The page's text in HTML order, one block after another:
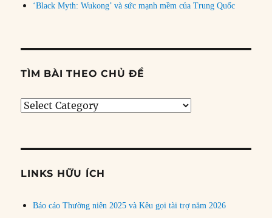
‘Black Myth: Wukong’ và sức mạnh mềm của Trung Quốc
TÌM BÀI THEO CHỦ ĐỀ
Tìm
đề
LINKS HỮU ÍCH
Báo cáo Thường niên 2025 và Kêu gọi tài trợ năm 2026